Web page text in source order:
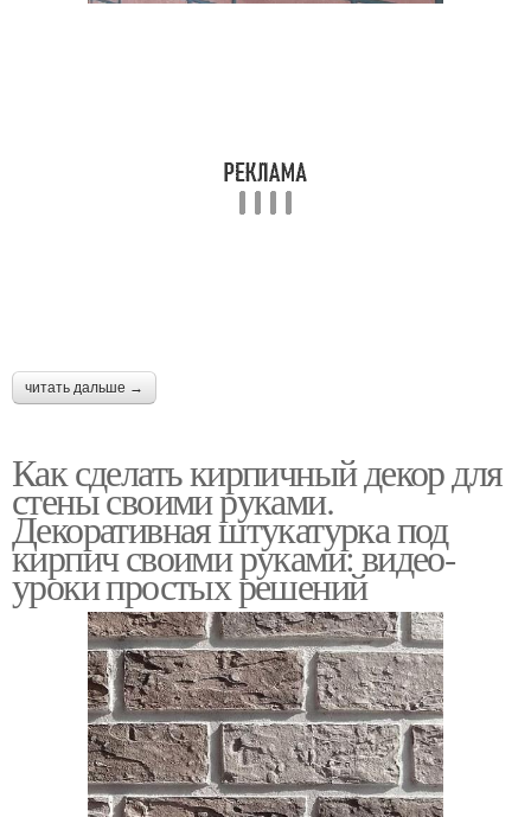
читать дальше →
Как сделать кирпичный декор для
стены своими руками.
Декоративная штукатурка под
кирпич своими руками: видео-
уроки простых решений